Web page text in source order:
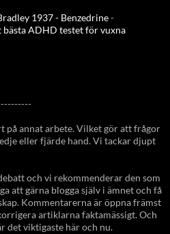
1937 - Benzedrine-
bästa ADHD testet för vuxna
på annat arbete. Vilket gör att frågor
eller fjärde hand. Vi tackar djupt
och vi rekommenderar den som
att gärna blogga själv i ämnet och få
Kommentarerna är öppna främst
artiklarna faktamässigt. Och
det viktigaste här och nu.